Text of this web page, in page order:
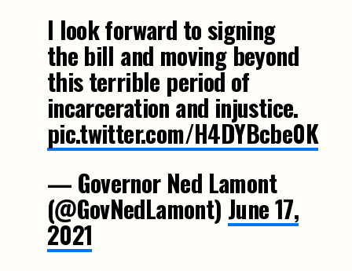
I look forward to signing
the bill and moving beyond
this terrible period of
incarceration and injustice.
pic.twitter.com/H4DYBcbe0K
— Governor Ned Lamont
(@GovNedLamont) June 17,
2021